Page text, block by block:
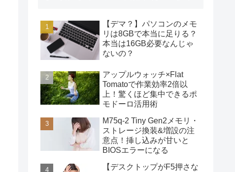
【デマ？】パソコンのメモ
リは8GBで本当に足りる？
本当は16GB必要なんじゃ
ないの？
アップルウォッチ×Flat
Tomatoで作業効率2倍以
上！驚くほど集中できるポ
モドーロ活用術
M75q-2 Tiny Gen2メモリ・
ストレージ換装&増設の注
意点！挿し込みが甘いと
BIOSエラーになる
【デスクトップがF5押さな